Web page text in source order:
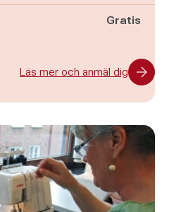
Gratis
Läs mer och anmäl dig